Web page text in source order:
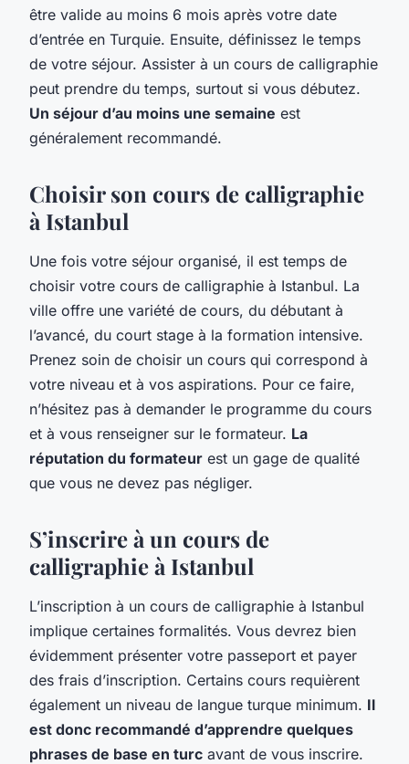
être valide au moins 6 mois après votre date
d’entrée en Turquie. Ensuite, définissez le temps
de votre séjour. Assister à un cours de calligraphie
peut prendre du temps, surtout si vous débutez.
Un séjour d’au moins une semaine est
généralement recommandé.
Choisir son cours de calligraphie
à Istanbul
Une fois votre séjour organisé, il est temps de
choisir votre cours de calligraphie à Istanbul. La
ville offre une variété de cours, du débutant à
l’avancé, du court stage à la formation intensive.
Prenez soin de choisir un cours qui correspond à
votre niveau et à vos aspirations. Pour ce faire,
n’hésitez pas à demander le programme du cours
et à vous renseigner sur le formateur. La
réputation du formateur est un gage de qualité
que vous ne devez pas négliger.
S’inscrire à un cours de
calligraphie à Istanbul
L’inscription à un cours de calligraphie à Istanbul
implique certaines formalités. Vous devrez bien
évidemment présenter votre passeport et payer
des frais d’inscription. Certains cours requièrent
également un niveau de langue turque minimum. Il
est donc recommandé d’apprendre quelques
phrases de base en turc avant de vous inscrire.